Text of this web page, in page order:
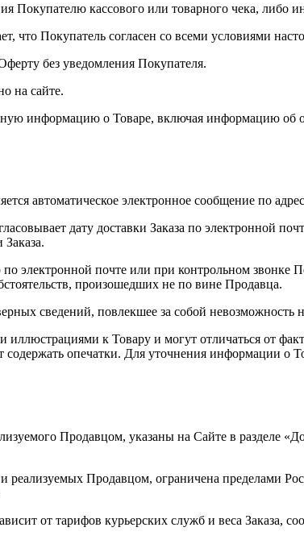
Покупателю кассового или товарного чека, либо
что Покупатель согласен со всеми условиями
без уведомления Покупателя.
на сайте.
информацию о Товаре, включая информацию об
автоматическое электронное сообщение по
дату доставки Заказа по электронной
электронной почте или при контрольном
произошедших не по вине Продавца.
сведений, повлекшее за собой
к Товару и могут отличаться от
опечатки. Для уточнения информации о
Продавцом, указаны на Сайте в разделе
реализуемых Продавцом, ограничена пределами
от тарифов курьерских служб и веса Заказа,